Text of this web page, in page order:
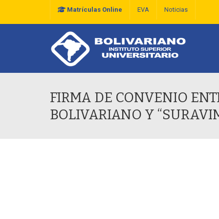
Matrículas Online EVA Noticias
FIRMA DE CONVENIO
BOLIVARIANO Y